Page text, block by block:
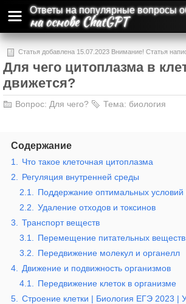
Ответы на популярные вопросы
на основе ChatGPT
Статья добавлена 15.07.2023 Внимание! Статья
и может содержать ошибки и неточности.
Для чего цитоплазма в
движется?
Вопрос: Для чего? Тема: биология
Содержание
1.
Что такое клеточная цитоплазма
2.
Регуляция внутренней среды
2.1.
Поддержание оптимальных условий
2.2.
Удаление отходов и токсинов
3.
Транспорт веществ
3.1.
Перемещение питательных веществ
3.2.
Передвижение молекул и органелл
4.
Движение и подвижность организмов
4.1.
Передвижение клеток в организме
5.
Строение клетки | Биология ЕГЭ 2023 |